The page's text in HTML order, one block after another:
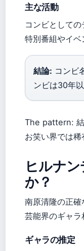
主な活動
コンビとしての
特別番組やイベ
結論: コンビ
ンビは30年以
The pattern: 結
お笑い界では稀
ヒルナ
か？
南原清隆の正
芸能界のギャ
ギャラの推定